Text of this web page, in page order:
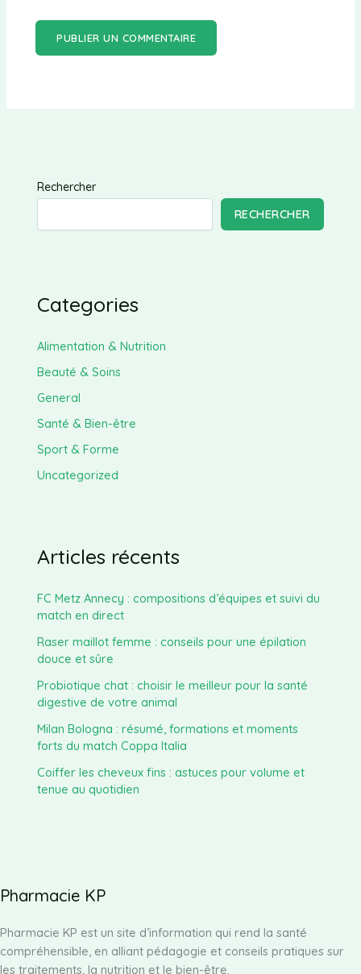
Rechercher
RECHERCHER
Categories
Alimentation & Nutrition
Beauté & Soins
General
Santé & Bien-être
Sport & Forme
Uncategorized
Articles récents
FC Metz Annecy : compositions d’équipes et suivi du
match en direct
Raser maillot femme : conseils pour une épilation
douce et sûre
Probiotique chat : choisir le meilleur pour la santé
digestive de votre animal
Milan Bologna : résumé, formations et moments
forts du match Coppa Italia
Coiffer les cheveux fins : astuces pour volume et
tenue au quotidien
Pharmacie KP
Pharmacie KP est un site d’information qui rend la santé
compréhensible, en alliant pédagogie et conseils pratiques sur
les traitements, la nutrition et le bien-être.